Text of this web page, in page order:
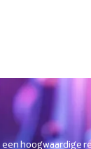
hoogwaardige